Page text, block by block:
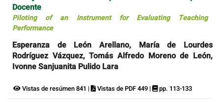
Docente
Piloting of an Instrument for Evaluating Teaching
Performance
Esperanza de León Arellano, María de Lourdes
Rodríguez Vázquez, Tomás Alfredo Moreno de León,
Ivonne Sanjuanita Pulido Lara
Vistas de resúmen 841 | Vistas de PDF 449 | pp. 113-133